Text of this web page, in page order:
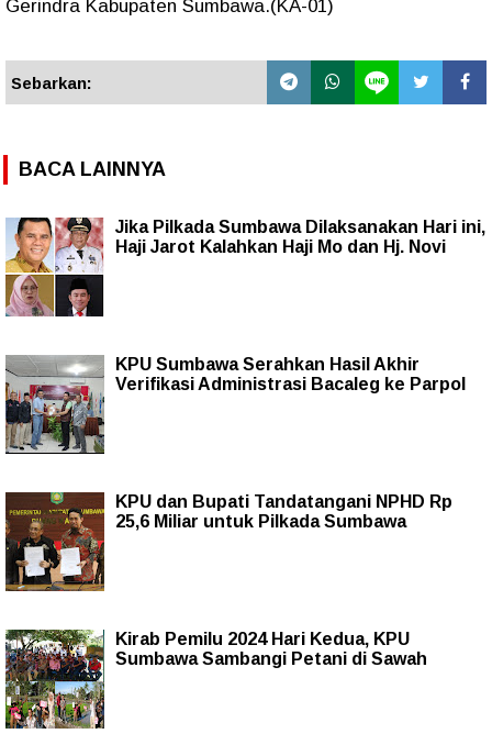
Gerindra Kabupaten Sumbawa.(KA-01)
Sebarkan:
BACA LAINNYA
Jika Pilkada Sumbawa Dilaksanakan Hari ini,
Haji Jarot Kalahkan Haji Mo dan Hj. Novi
KPU Sumbawa Serahkan Hasil Akhir
Verifikasi Administrasi Bacaleg ke Parpol
KPU dan Bupati Tandatangani NPHD Rp
25,6 Miliar untuk Pilkada Sumbawa
Kirab Pemilu 2024 Hari Kedua, KPU
Sumbawa Sambangi Petani di Sawah